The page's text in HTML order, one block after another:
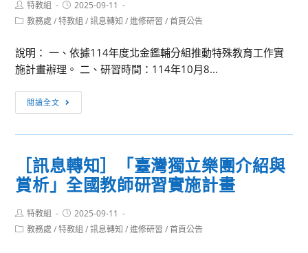
正
覺
育
基
理
命
教
教
師
Post
author:
特教組
Post
published:
2025-09-11
Post教務處 / 特教組 / 訊息轉知 / 進修研習 / 首頁公告
說明： 一、依據114年度北金鑑輔分組推動特殊教育工作實
施計畫辦理。 二、研習時間：114年10月8...
閱讀全文
息
轉
114
年
特
殊
［訊息轉知］「臺灣獨立樂團介紹與
賞析」全國教師研習實施計畫
Post
author:
特教組
Post
published:
2025-09-11
Post教務處 / 特教組 / 訊息轉知 / 進修研習 / 首頁公告